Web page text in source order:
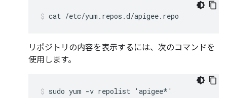
cat /etc/yum.repos.d/apigee.repo
リポジトリの内容を表示するには、次のコマンドを
使用します。
sudo yum -v repolist 'apigee*'